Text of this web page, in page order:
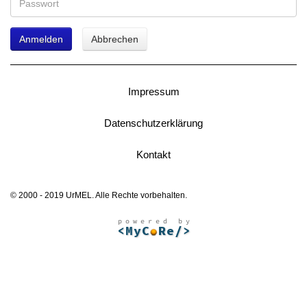
Anmelden Abbrechen
Impressum
Datenschutzerklärung
Kontakt
© 2000 - 2019 UrMEL. Alle Rechte vorbehalten.